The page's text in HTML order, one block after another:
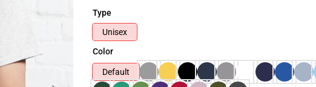
Type
Unisex
Color
Default